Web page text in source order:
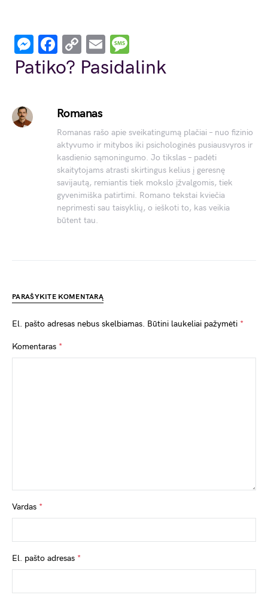
Messenger
Facebook
Copy
Link
Email
Patiko? Pasidalink
Romanas
Romanas rašo apie sveikatingumą plačiai – nuo fizinio
aktyvumo ir mitybos iki psichologinės pusiausvyros ir
kasdienio sąmoningumo. Jo tikslas – padėti
skaitytojams atrasti skirtingus kelius į geresnę
savijautą, remiantis tiek mokslo įžvalgomis, tiek
gyvenimiška patirtimi. Romano tekstai kviečia
neprimesti sau taisyklių, o ieškoti to, kas veikia
būtent tau.
PARAŠYKITE KOMENTARĄ
El. pašto adresas nebus skelbiamas. Būtini laukeliai pažymėti *
Komentaras *
Vardas *
El. pašto adresas *